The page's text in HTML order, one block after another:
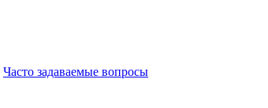
Часто задаваемые вопросы